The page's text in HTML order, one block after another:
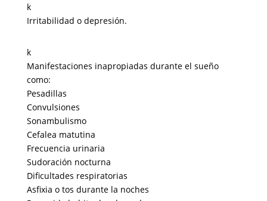
k
Irritabilidad o depresión.
k
Manifestaciones inapropiadas durante el sueño
como:
Pesadillas
Convulsiones
Sonambulismo
Cefalea matutina
Frecuencia urinaria
Sudoración nocturna
Dificultades respiratorias
Asfixia o tos durante la noches